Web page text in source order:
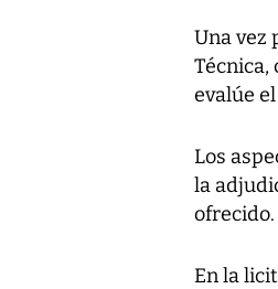
Una vez
Técnica,
evalúe
Los
la
ofrecido.
En la